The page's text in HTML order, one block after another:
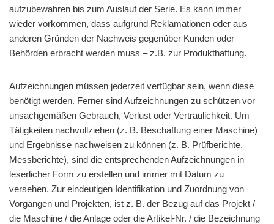
aufzubewahren bis zum Auslauf der Serie. Es kann immer
wieder vorkommen, dass aufgrund Reklamationen oder aus
anderen Gründen der Nachweis gegenüber Kunden oder
Behörden erbracht werden muss – z.B. zur Produkthaftung.
Aufzeichnungen müssen jederzeit verfügbar sein, wenn diese
benötigt werden. Ferner sind Aufzeichnungen zu schützen vor
unsachgemäßen Gebrauch, Verlust oder Vertraulichkeit. Um
Tätigkeiten nachvollziehen (z. B. Beschaffung einer Maschine)
und Ergebnisse nachweisen zu können (z. B. Prüfberichte,
Messberichte), sind die entsprechenden Aufzeichnungen in
leserlicher Form zu erstellen und immer mit Datum zu
versehen. Zur eindeutigen Identifikation und Zuordnung von
Vorgängen und Projekten, ist z. B. der Bezug auf das Projekt /
die Maschine / die Anlage oder die Artikel-Nr. / die Bezeichnung